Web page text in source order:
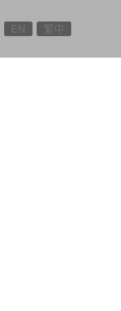
EN 繁中